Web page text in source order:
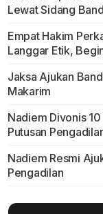
Lewat Sidang
Empat Hakim
Langgar Etik,
Jaksa Ajukan
Makarim
Nadiem Divonis
Putusan
Nadiem Resmi
Pengadilan